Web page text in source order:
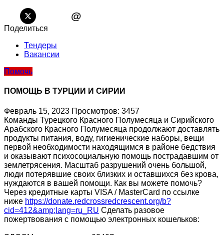
@
Поделиться
Тендеры
Вакансии
Помочь
ПОМОЩЬ В ТУРЦИИ И СИРИИ
Февраль 15, 2023 Просмотров: 3457
Команды Турецкого Красного Полумесяца и Сирийского
Арабского Красного Полумесяца продолжают доставлять
продукты питания, воду, гигиенические наборы, вещи
первой необходимости находящимся в районе бедствия
и оказывают психосоциальную помощь пострадавшим от
землетрясения. Масштаб разрушений очень большой,
люди потерявшие своих близких и оставшихся без крова,
нуждаются в вашей помощи. Как вы можете помочь?
Через кредитные карты VISA / MasterCard по ссылке
ниже https://donate.redcrossredcrescent.org/b?
cid=412&amp;lang=ru_RU Сделать разовое
пожертвования с помощью электронных кошельков: